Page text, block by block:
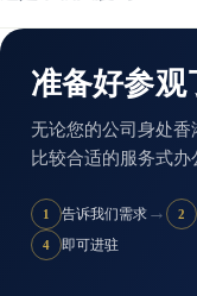
准备好参观
无论您的公司身处
比较合适的服务式办
1 告诉我们需求 → 2
4 即可进驻